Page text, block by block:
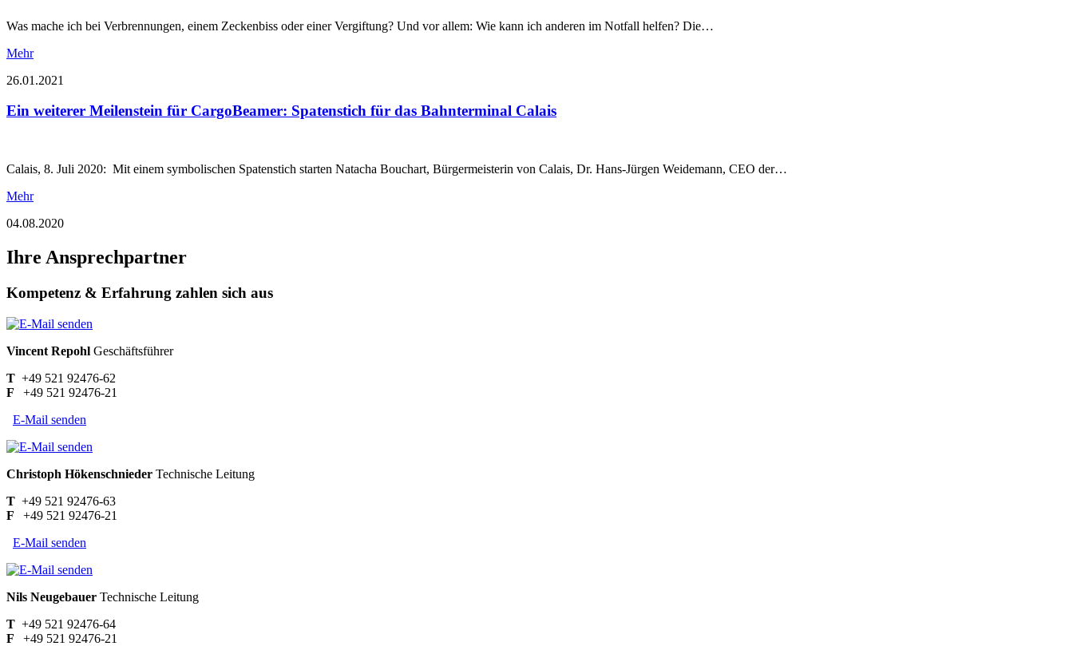
Was mache ich bei Verbrennungen, einem Zeckenbiss oder einer Vergiftung? Und vor allem: Wie kann ich anderen im Notfall helfen? Die…
Mehr
26.01.2021
Ein weiterer Meilenstein für CargoBeamer: Spatenstich für das Bahnterminal Calais
Calais, 8. Juli 2020: Mit einem symbolischen Spatenstich starten Natacha Bouchart, Bürgermeisterin von Calais, Dr. Hans-Jürgen Weidemann, CEO der…
Mehr
04.08.2020
Ihre Ansprechpartner
Kompetenz & Erfahrung zahlen sich aus
Vincent Repohl Geschäftsführer
T +49 521 92476-62
F +49 521 92476-21
E-Mail senden
Christoph Hökenschnieder Technische Leitung
T +49 521 92476-63
F +49 521 92476-21
E-Mail senden
Nils Neugebauer Technische Leitung
T +49 521 92476-64
F +49 521 92476-21